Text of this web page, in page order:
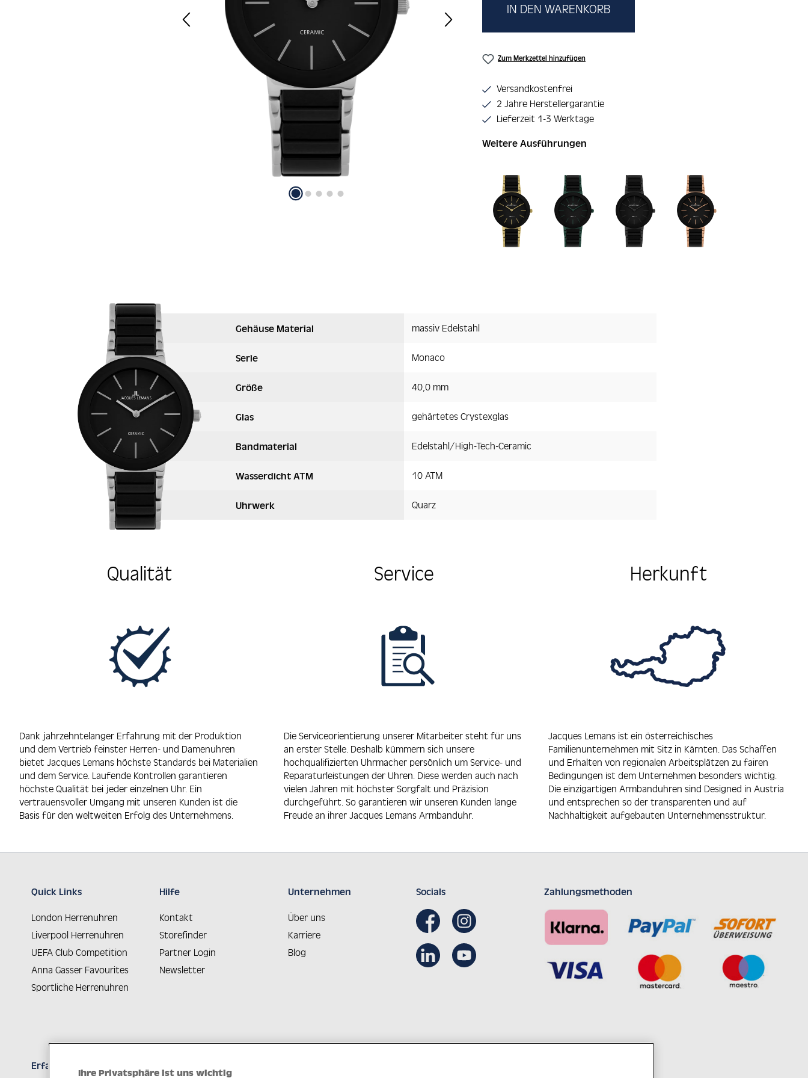
IN DEN WARENKORB
Zum Merkzettel hinzufügen
Versandkostenfrei
2 Jahre Herstellergarantie
Lieferzeit 1-3 Werktage
Weitere Ausführungen
Produktgalerie überspringen
Gehäuse Material massiv Edelstahl
Serie Monaco
Größe 40,0 mm
Glas gehärtetes Crystexglas
Bandmaterial Edelstahl/High-Tech-Ceramic
Wasserdicht ATM 10 ATM
Uhrwerk Quarz
Qualität
Dank jahrzehntelanger Erfahrung mit der Produktion
und dem Vertrieb feinster Herren- und Damenuhren
bietet Jacques Lemans höchste Standards bei Materialien
und dem Service. Laufende Kontrollen garantieren
höchste Qualität bei jeder einzelnen Uhr. Ein
vertrauensvoller Umgang mit unseren Kunden ist die
Basis für den weltweiten Erfolg des Unternehmens.
Service
Die Serviceorientierung unserer Mitarbeiter steht für uns
an erster Stelle. Deshalb kümmern sich unsere
hochqualifizierten Uhrmacher persönlich um Service- und
Reparaturleistungen der Uhren. Diese werden auch nach
vielen Jahren mit höchster Sorgfalt und Präzision
durchgeführt. So garantieren wir unseren Kunden lange
Freude an ihrer Jacques Lemans Armbanduhr.
Herkunft
Jacques Lemans ist ein österreichisches
Familienunternehmen mit Sitz in Kärnten. Das Schaffen
und Erhalten von regionalen Arbeitsplätzen zu fairen
Bedingungen ist dem Unternehmen besonders wichtig.
Die einzigartigen Armbanduhren sind Designed in Austria
und entsprechen so der transparenten und auf
Nachhaltigkeit aufgebauten Unternehmensstruktur.
Quick Links
London Herrenuhren
Liverpool Herrenuhren
UEFA Club Competition
Anna Gasser Favourites
Sportliche Herrenuhren
Hilfe
Kontakt
Storefinder
Partner Login
Newsletter
Unternehmen
Über uns
Karriere
Blog
Socials Zahlungsmethoden
Erfahren Sie Neuheiten als Erstes
Ihre Privatsphäre ist uns wichtig